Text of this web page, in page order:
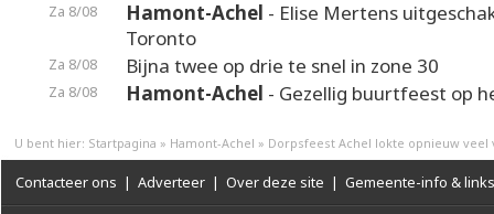
Za 8/08 Hamont-Achel - Elise Mertens
Toronto
Za 8/08 Bijna twee op drie te snel in zone 30
Za 8/08 Hamont-Achel - Gezellig buurtfeest op
U bent hier: Startpagina » Hamont-Achel » Dorpsfeest Achel lokte opnieuw veel
Contacteer ons | Adverteer | Over deze site | Gemeente-info & links